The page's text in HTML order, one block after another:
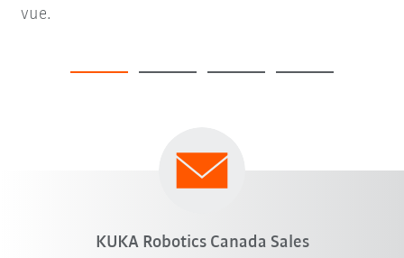
vue.
KUKA Robotics Canada Sales